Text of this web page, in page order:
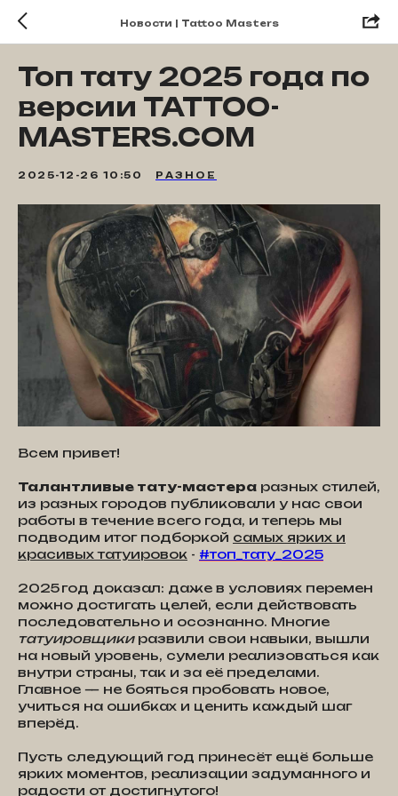
Новости | Tattoo Masters
Топ тату 2025 года по
версии TATTOO-
MASTERS.COM
2025-12-26 10:50 РАЗНОЕ
Всем привет!
Талантливые тату-мастера разных стилей,
из разных городов публиковали у нас свои
работы в течение всего года, и теперь мы
подводим итог подборкой самых ярких и
красивых татуировок - #топ_тату_2025
2025 год доказал: даже в условиях перемен
можно достигать целей, если действовать
последовательно и осознанно. Многие
татуировщикиразвили свои навыки, вышли
на новый уровень, сумели реализоваться как
внутри страны, так и за её пределами.
Главное — не бояться пробовать новое,
учиться на ошибках и ценить каждый шаг
вперёд.
Пусть следующий год принесёт ещё больше
ярких моментов, реализации задуманного и
радости от достигнутого!